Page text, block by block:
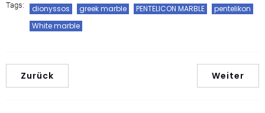
Tags: dionyssos greek marble PENTELICON MARBLE
pentelikon
White marble
Zurück Weiter